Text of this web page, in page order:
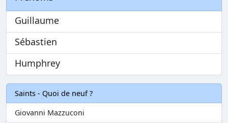
Guillaume
Sébastien
Humphrey
Saints - Quoi de neuf ?
Giovanni Mazzuconi